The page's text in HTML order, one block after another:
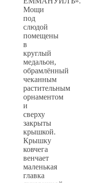
Мощи
под
слюдой
помещены
в
круглый
медальон,
обрамлённый
чеканным
растительным
орнаментом
и
сверху
закрыты
крышкой.
Крышку
ковчега
венчает
маленькая
главка